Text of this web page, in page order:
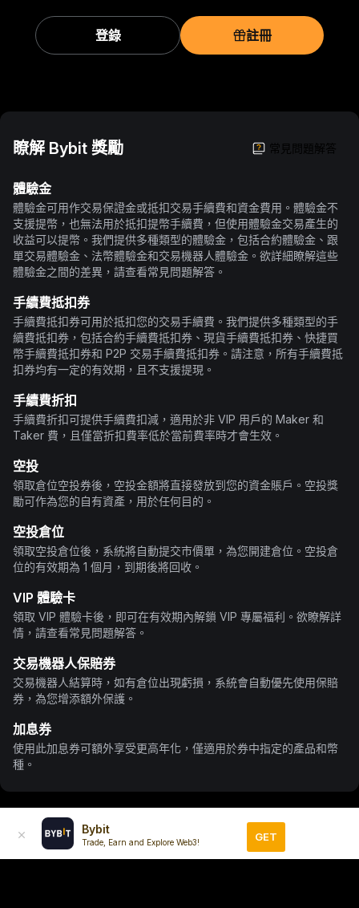
Bybit
Trade, Earn and Explore Web3! GET
登錄 註冊
瞭解 Bybit 獎勵 常見問題解答
體驗金
體驗金可用作交易保證金或抵扣交易手續費和資金費用。體驗金不
支援提幣，也無法用於抵扣提幣手續費，但使用體驗金交易產生的
收益可以提幣。我們提供多種類型的體驗金，包括合約體驗金、跟
單交易體驗金、法幣體驗金和交易機器人體驗金。欲詳細瞭解這些
體驗金之間的差異，請查看常見問題解答。
手續費抵扣券
手續費抵扣券可用於抵扣您的交易手續費。我們提供多種類型的手
續費抵扣券，包括合約手續費抵扣券、現貨手續費抵扣券、快捷買
幣手續費抵扣券和 P2P 交易手續費抵扣券。請注意，所有手續費抵
扣券均有一定的有效期，且不支援提現。
手續費折扣
手續費折扣可提供手續費扣減，適用於非 VIP 用戶的 Maker 和
Taker 費，且僅當折扣費率低於當前費率時才會生效。
空投
領取倉位空投券後，空投金額將直接發放到您的資金賬戶。空投獎
勵可作為您的自有資產，用於任何目的。
空投倉位
領取空投倉位後，系統將自動提交市價單，為您開建倉位。空投倉
位的有效期為 1 個月，到期後將回收。
VIP 體驗卡
領取 VIP 體驗卡後，即可在有效期內解鎖 VIP 專屬福利。欲瞭解詳
情，請查看常見問題解答。
交易機器人保賠券
交易機器人結算時，如有倉位出現虧損，系統會自動優先使用保賠
券，為您增添額外保護。
加息券
使用此加息券可額外享受更高年化，僅適用於券中指定的產品和幣
種。